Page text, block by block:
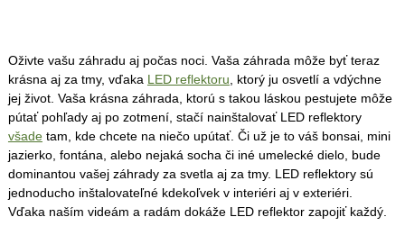
Oživte vašu záhradu aj počas noci. Vaša záhrada môže byť teraz
krásna aj za tmy, vďaka LED reflektoru, ktorý ju osvetlí a vdýchne
jej život. Vaša krásna záhrada, ktorú s takou láskou pestujete môže
pútať pohľady aj po zotmení, stačí nainštalovať LED reflektory
všadetam, kde chcete na niečo upútať. Či už je to váš bonsai, mini
jazierko, fontána, alebo nejaká socha či iné umelecké dielo, bude
dominantou vašej záhrady za svetla aj za tmy. LED reflektory sú
jednoducho inštalovateľné kdekoľvek v interiéri aj v exteriéri.
Vďaka naším videám a radám dokáže LED reflektor zapojiť každý.